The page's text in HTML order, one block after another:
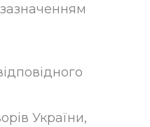
України,